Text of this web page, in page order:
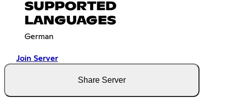
SUPPORTED
LANGUAGES
German
Join Server
Share Server